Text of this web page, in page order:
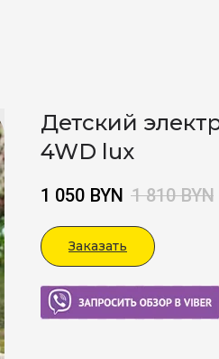
Детский
4WD lux
1 050 BYN 1 810 BYN
Заказать
Viber